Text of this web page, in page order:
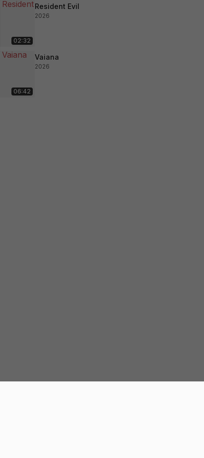
02:32
Resident Evil
2026
06:42
Vaiana
2026